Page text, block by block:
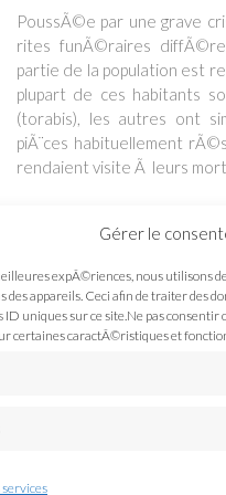
Gérer le
expÃ©riences, nous utilisons
appareils. Ceci afin de traiter des
ID uniques sur ce site.Ne pas
certaines caractÃ©ristiques et
PoussÃ©e par une grave
rites funÃ©raires
partie de la population est
plupart de ces habitants
(torabis), les autres ont
piÃ¨ces habituellement
rendaient visite Ã leurs
habitants un sentiment
vivant Ã lâ€™extÃ©rieur
dâ€™entre eux cumule
dons des familles en
mÃ©gapole, et une